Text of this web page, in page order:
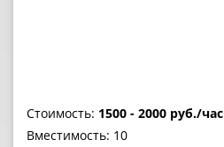
Стоимость: 1500 - 2000 руб./час
Вместимость: 10